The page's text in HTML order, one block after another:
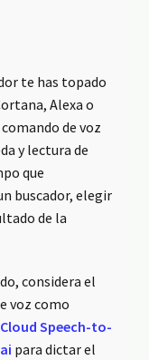
te has topado
Alexa o
de voz
y lectura de
que
buscador, elegir
de la
considera el
voz como
Speech-to-
para dictar el